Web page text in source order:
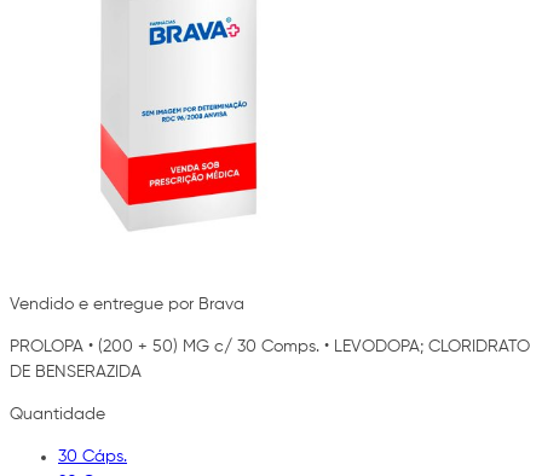
Vendido e entregue por Brava
PROLOPA • (200 + 50) MG c/ 30 Comps. • LEVODOPA; CLORIDRATO
DE BENSERAZIDA
Quantidade
30 Cáps.